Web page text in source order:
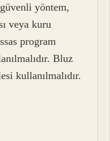
yöntem,
veya kuru
program
Bluz
kullanılmalıdır.